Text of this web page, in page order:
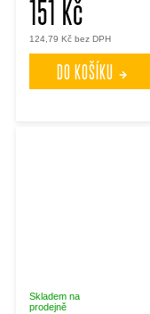
124,79 Kč bez DPH
151 Kč
DO KOŠÍKU
Skladem na
prodejně